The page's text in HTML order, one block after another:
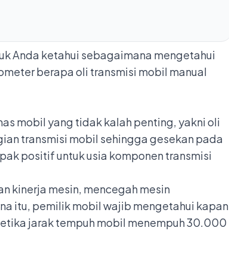
Anda ketahui sebagaimana mengetahui
berapa oli transmisi mobil manual
mobil yang tidak kalah penting, yaknioli
transmisi mobil sehingga gesekan pada
positif untuk usia komponen transmisi
kinerja mesin, mencegah mesin
itu, pemilik mobil wajib mengetahui kapan
jarak tempuh mobil menempuh 30.000